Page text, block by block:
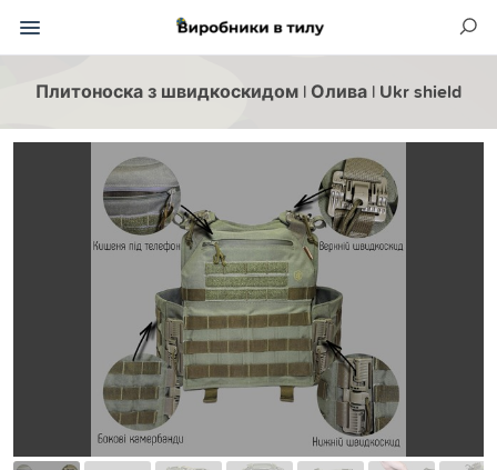
Плитоноска з швидкоскидом | Олива | Ukr shield